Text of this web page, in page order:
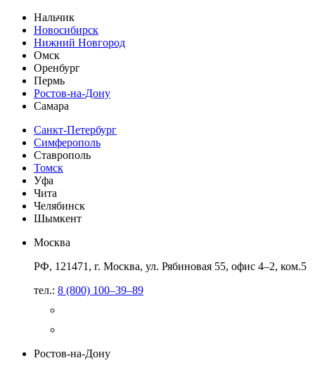
Нальчик
Новосибирск
Нижний Новгород
Омск
Оренбург
Пермь
Ростов-на-Дону
Самара
Санкт-Петербург
Симферополь
Ставрополь
Томск
Уфа
Чита
Челябинск
Шымкент
Москва
РФ, 121471, г. Москва, ул. Рябиновая 55, офис 4–2, ком.5
тел.: 8 (800) 100–39–89
Ростов-на-Дону